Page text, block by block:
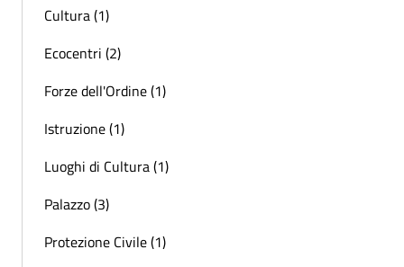
Cultura (1)
Ecocentri (2)
Forze dell'Ordine (1)
Istruzione (1)
Luoghi di Cultura (1)
Palazzo (3)
Protezione Civile (1)